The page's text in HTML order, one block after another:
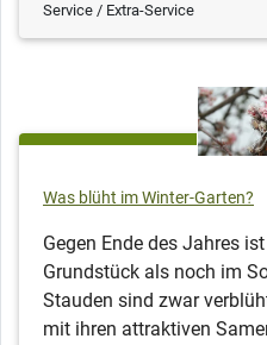
Service / Extra-Service
Was blüht im Winter-Garten?
Gegen Ende des Jahres
Grundstück als noch im
Stauden sind zwar
mit ihren attraktiven